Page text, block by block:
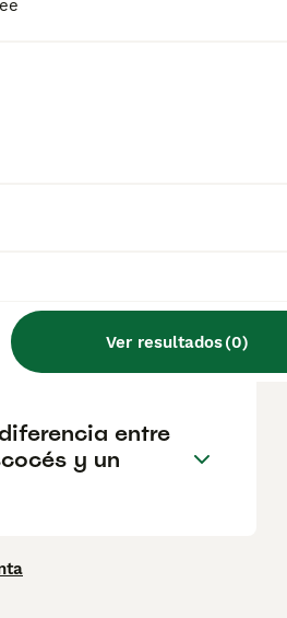
Ver resultados(0)
puede
vivir un
de crecer un
entre
y un